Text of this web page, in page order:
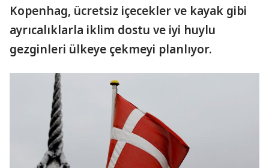
Kopenhag, ücretsiz içecekler ve kayak gibi
ayrıcalıklarla iklim dostu ve iyi huylu
gezginleri ülkeye çekmeyi planlıyor.